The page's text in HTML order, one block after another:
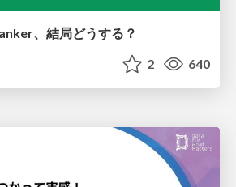
、結局どうする？
2 640